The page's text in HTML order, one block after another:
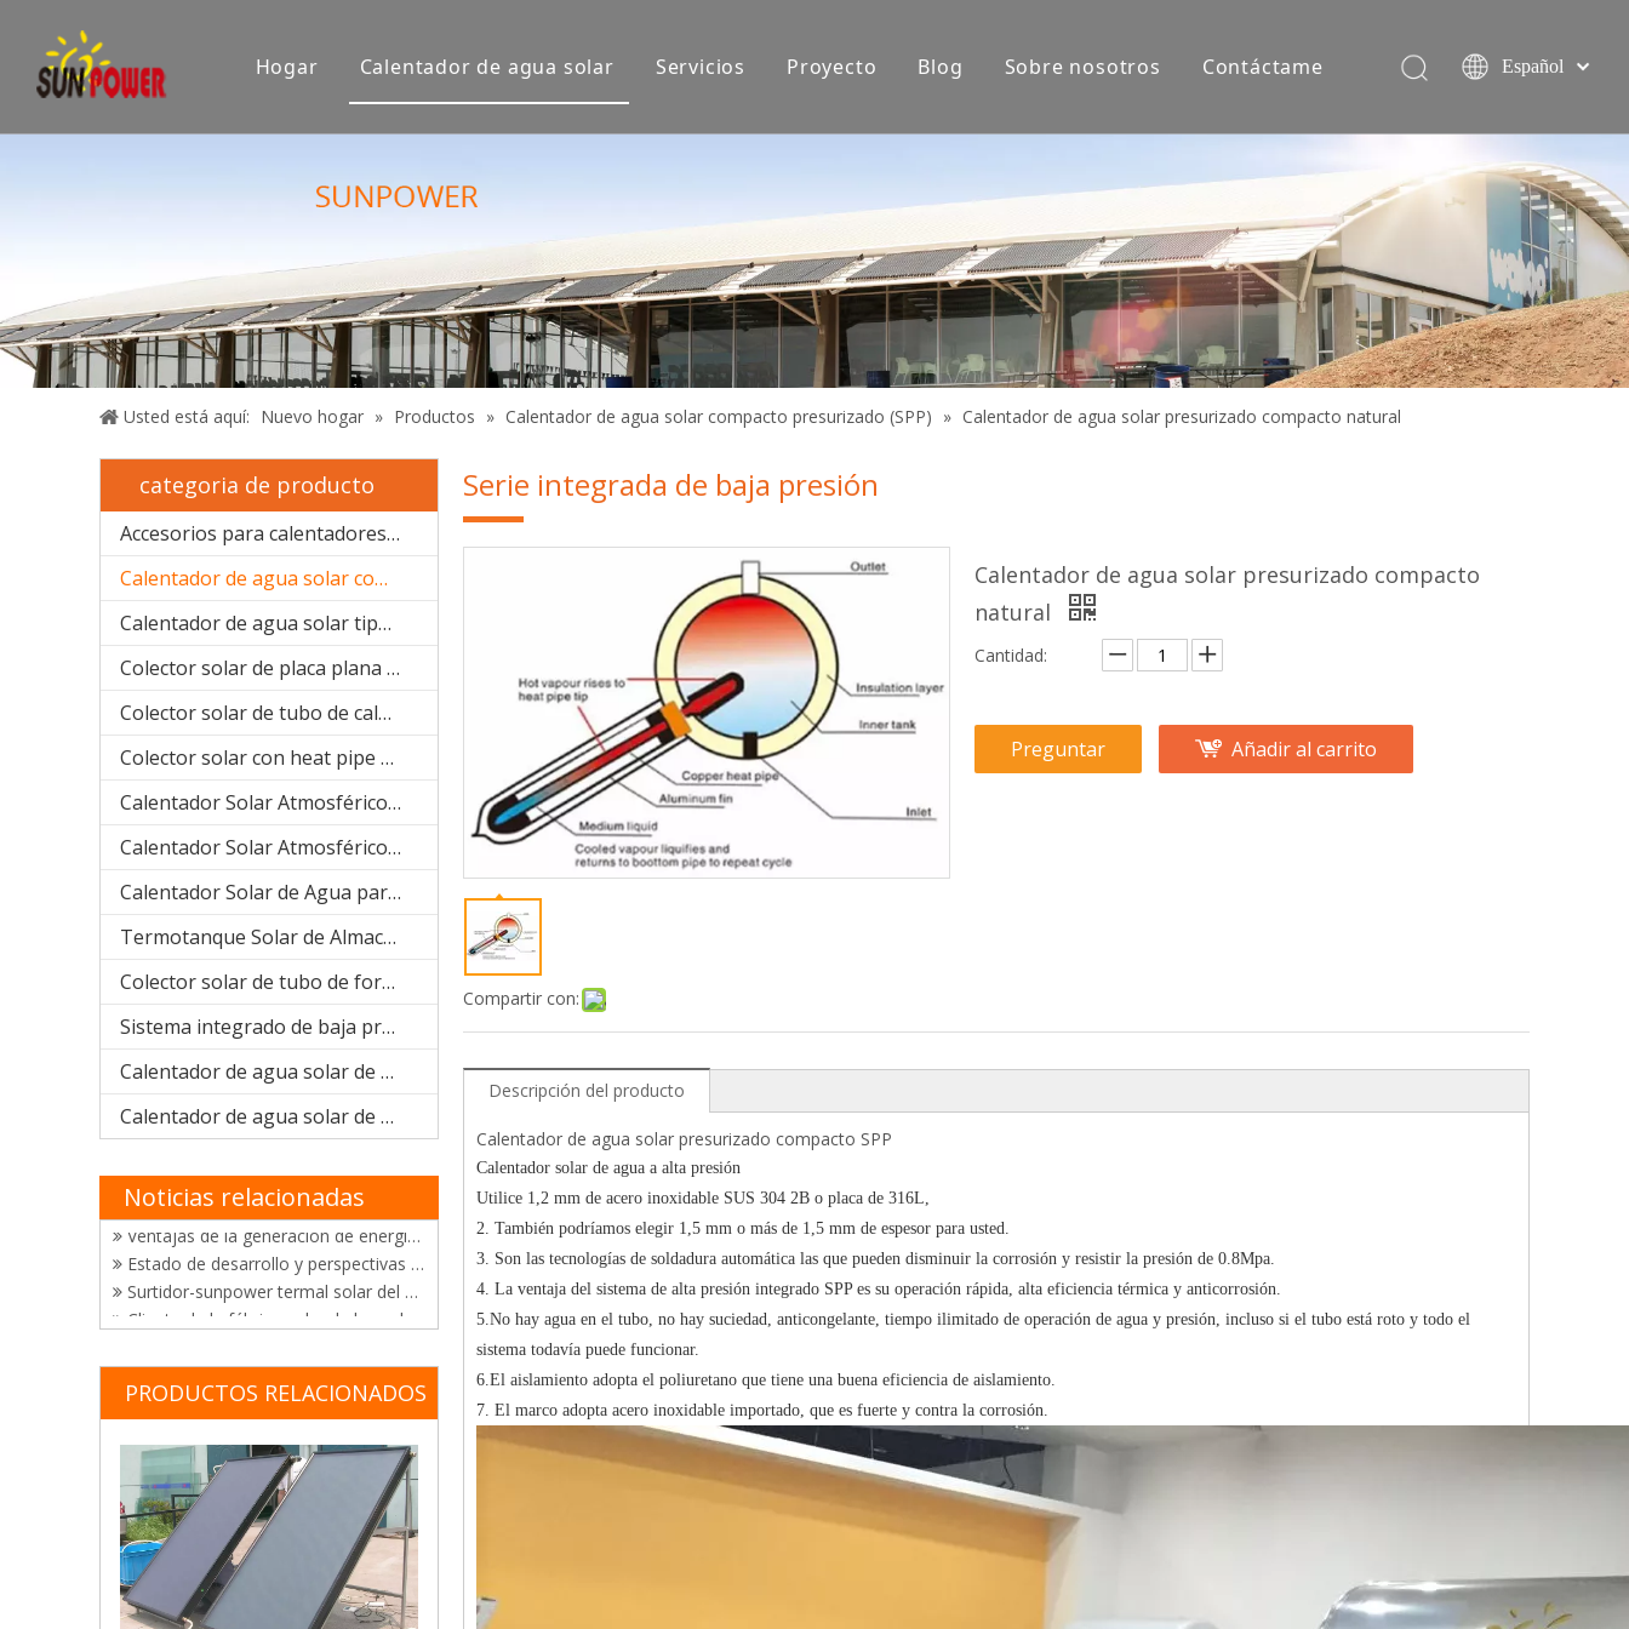
Hogar Calentador de agua solar Servicios Proyecto Blog Sobre nosotros
Certificado
Contáctame
Español
English
Usted está aquí: Nuevo hogar » Productos » Calentador de agua solar compacto presurizado (SPP) » Calentador de agua solar presurizado compacto natural
categoria de producto
Accesorios para calentadores solares de agua
Calentador de agua solar compacto presurizado (SPP)
Calentador de agua solar tipo bobina de cobre precalentado (SPHE)
Colector solar de placa plana (SPFP)
Colector solar de tubo de calor (aluminio SPB)
Colector solar con heat pipe de sistema separado(acero inoxidable manifold SPA)
Calentador Solar Atmosférico (acero inoxidable compacto SPC)
Calentador Solar Atmosférico ( galvanizado compacto SPR)
Calentador Solar de Agua para Proyecto (SPCF)
Termotanque Solar de Almacenaje de agua
Colector solar de tubo de forma U (manifold SPU)
Sistema integrado de baja presión
Calentador de agua solar de acero galvanizado
Calentador de agua solar de acero inoxidable
Noticias relacionadas
El desarrollo de tecnologías de utilización de energía solar
Felicitaciones a Sunpower por ganar el certificado "Productos de energía solar de buena calidad de China"
Sunpower obtuvo con éxito el certificado brasileño de Inmetro y certificado de Solar Keymak
Ventajas de la generación de energía térmica solar
Estado de desarrollo y perspectivas de la tecnología de generación de energía fototérmica solar
Surtidor-sunpower termal solar del colector de la visita del cliente de México en China
Cliente de la fábrica solar de los calentadores de agua de Sunpower de la visita de Kenia
Fábrica solar de los calentadores de agua de Sunpower de la visita del cliente de Chile en China
Dos sistemas de calefacción para la energía solar en el agua de la piscina
Aplicación de energía solar en el sistema de calentamiento de agua de la piscina
Nueva tecnología de colector plano solar de tubo de calor
Características de calentadores solares del tubo de vacío
La tecnología de secado con energia solar
Investigación sobre el estado actual de la soldadura del tanque del calentador de agua
El paisaje es bueno aquí
PRODUCTOS RELACIONADOS
Serie integrada de baja presión
Compartir con:
Calentador de agua solar presurizado compacto
natural
Cantidad:
Preguntar Añadir al carrito
Descripción del producto
Calentador de agua solar presurizado compacto SPP
Calentador solar de agua a alta presión
Utilice 1,2 mm de acero inoxidable SUS 304 2B o placa de 316L,
2. También podríamos elegir 1,5 mm o más de 1,5 mm de espesor para usted.
3. Son las tecnologías de soldadura automática las que pueden disminuir la corrosión y resistir la presión de 0.8Mpa.
4. La ventaja del sistema de alta presión integrado SPP es su operación rápida, alta eficiencia térmica y anticorrosión.
5.No hay agua en el tubo, no hay suciedad, anticongelante, tiempo ilimitado de operación de agua y presión, incluso si el tubo está roto y todo el
sistema todavía puede funcionar.
6.El aislamiento adopta el poliuretano que tiene una buena eficiencia de aislamiento.
7. El marco adopta acero inoxidable importado, que es fuerte y contra la corrosión.